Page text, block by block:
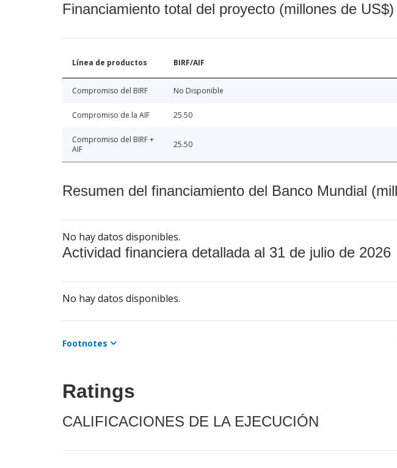
Financiamiento total del proyecto (millones de US$)
Línea de productos BIRF/AIF
Compromiso del BIRF No Disponible
Compromiso de la AIF 25.50
Compromiso del BIRF +
AIF
25.50
Resumen del financiamiento del Banco Mundial
No hay datos disponibles.
Actividad financiera detallada al 31 de julio de 2026
No hay datos disponibles.
Footnotes
Ratings
CALIFICACIONES DE LA EJECUCIÓN